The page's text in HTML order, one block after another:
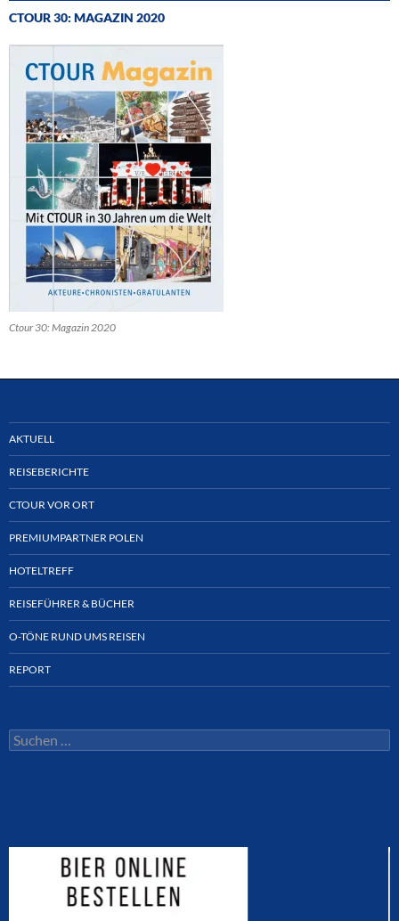
CTOUR 30: MAGAZIN 2020
Ctour 30: Magazin 2020
AKTUELL
REISEBERICHTE
CTOUR VOR ORT
PREMIUMPARTNER POLEN
HOTELTREFF
REISEFÜHRER & BÜCHER
O-TÖNE RUND UMS REISEN
REPORT
Suchen
nach: